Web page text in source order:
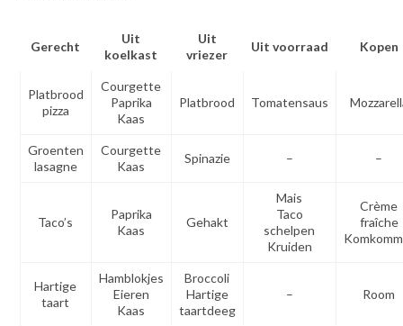
Gerecht
Uit
koelkast
Uit
vriezer
Uit voorraad Kopen
Platbrood
pizza
Courgette
Paprika
Kaas
Platbrood Tomatensaus
Groenten
lasagne
Courgette
Kaas
Spinazie – –
Taco’s
Paprika
Kaas
Gehakt
Mais
Taco
schelpen
Kruiden
Crème
fraîche
Hartige
taart
Hamblokjes
Eieren
Kaas
Broccoli
Hartige
taartdeeg
– Room